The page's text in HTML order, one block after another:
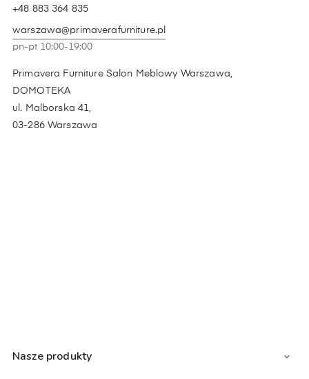
+48 883 364 835
warszawa@primaverafurniture.pl
pn-pt 10:00-19:00
Primavera Furniture Salon Meblowy Warszawa,
DOMOTEKA
ul. Malborska 41,
03-286 Warszawa
Nasze produkty 